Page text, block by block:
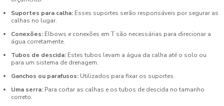
Suportes para calha: Esses suportes serão responsáveis por segurar as
calhas no lugar.
Conexões: Elbows e conexões em T são necessárias para direcionar a
água corretamente.
Tubos de descida: Estes tubos levam a água da calha até o solo ou
para um sistema de drenagem.
Ganchos ou parafusos: Utilizados para fixar os suportes.
Uma serra: Para cortar as calhas e os tubos de descida no tamanho
correto.